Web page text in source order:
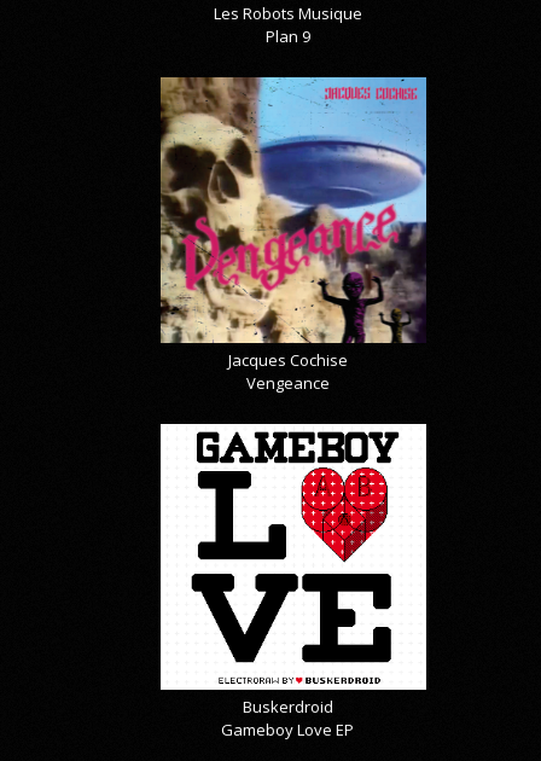
Les Robots Musique
Plan 9
Jacques Cochise
Vengeance
Buskerdroid
Gameboy Love EP